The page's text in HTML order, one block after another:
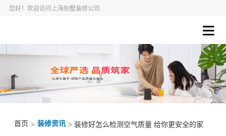
您好！欢迎访问上海别墅装修公司
首页 > 装修资讯 > 装修好怎么检测空气质量 给你更安全的家